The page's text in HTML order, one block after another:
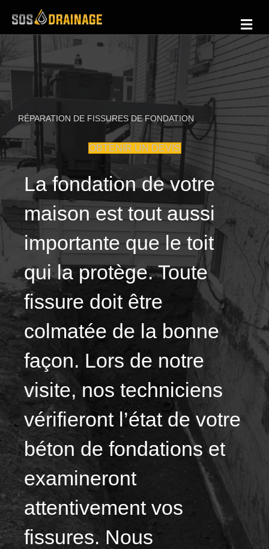
RÉPARATION DE FISSURES DE FONDATION
OBTENIR UN DEVIS
La fondation de votre
maison est tout aussi
importante que le toit
qui la protège. Toute
fissure doit être
colmatée de la bonne
façon. Lors de notre
visite, nos techniciens
vérifieront l’état de votre
béton de fondations et
examineront
attentivement vos
fissures. Nous